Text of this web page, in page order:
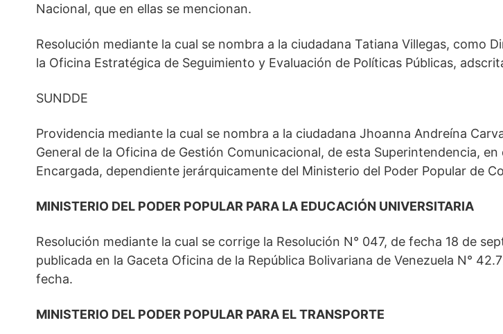
Nacional, que en ellas se mencionan.
Resolución mediante la cual se nombra a la ciudadana Tatiana Villegas, como
la Oficina Estratégica de Seguimiento y Evaluación de Políticas Públicas,
SUNDDE
Providencia mediante la cual se nombra a la ciudadana Jhoanna Andreína
General de la Oficina de Gestión Comunicacional, de esta Superintendencia, en
Encargada, dependiente jerárquicamente del Ministerio del Poder Popular de
MINISTERIO DEL PODER POPULAR PARA LA EDUCACIÓN UNIVERSITARIA
Resolución mediante la cual se corrige la Resolución N° 047, de fecha 18 de
publicada en la Gaceta Oficina de la República Bolivariana de Venezuela N°
fecha.
MINISTERIO DEL PODER POPULAR PARA EL TRANSPORTE